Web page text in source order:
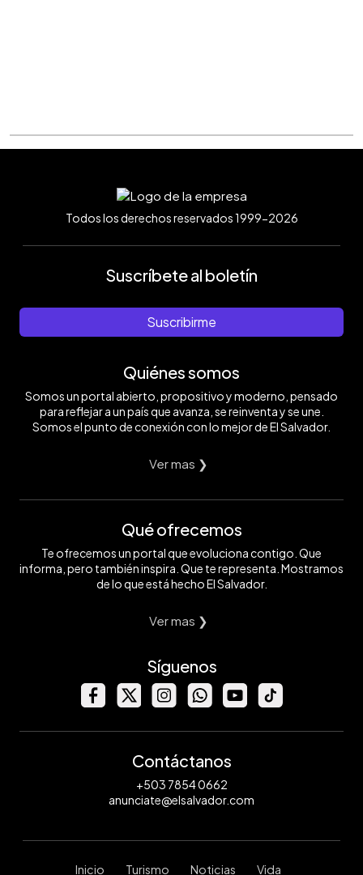
Todos los derechos reservados 1999-2026
Suscríbete al boletín
Suscribirme
Quiénes somos
Somos un portal abierto, propositivo y moderno, pensado
para reflejar a un país que avanza, se reinventa y se une.
Somos el punto de conexión con lo mejor de El Salvador.
Ver mas ❯
Qué ofrecemos
Te ofrecemos un portal que evoluciona contigo. Que
informa, pero también inspira. Que te representa. Mostramos
de lo que está hecho El Salvador.
Ver mas ❯
Síguenos
Contáctanos
+503 7854 0662
anunciate@elsalvador.com
Inicio Turismo Noticias Vida